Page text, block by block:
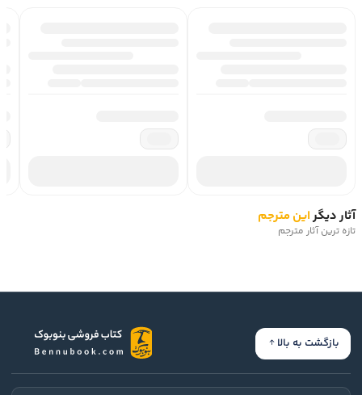
آثار دیگراین مترجم
تازه ترین آثار مترجم
بازگشت به بالا